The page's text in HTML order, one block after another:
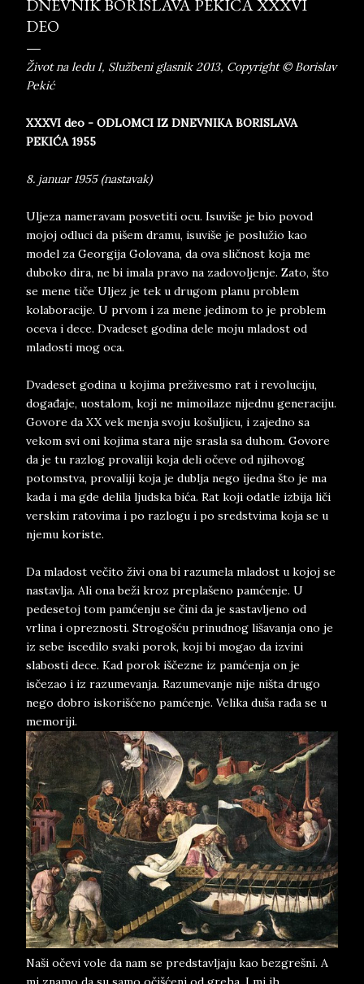
DNEVNIK BORISLAVA PEKIĆA XXXVI
DEO
Život na ledu I, Službeni glasnik 2013, Copyright © Borislav
Pekić
XXXVI deo - ODLOMCI IZ DNEVNIKA BORISLAVA
PEKIĆA 1955
8. januar 1955 (nastavak)
Uljeza nameravam posvetiti ocu. Isuviše je bio povod
mojoj odluci da pišem dramu, isuviše je poslužio kao
model za Georgija Golovana, da ova sličnost koja me
duboko dira, ne bi imala pravo na zadovoljenje. Zato, što
se mene tiče Uljez je tek u drugom planu problem
kolaboracije. U prvom i za mene jedinom to je problem
oceva i dece. Dvadeset godina dele moju mladost od
mladosti mog oca.
Dvadeset godina u kojima preživesmo rat i revoluciju,
događaje, uostalom, koji ne mimoilaze nijednu generaciju.
Govore da XX vek menja svoju košuljicu, i zajedno sa
vekom svi oni kojima stara nije srasla sa duhom. Govore
da je tu razlog provaliji koja deli očeve od njihovog
potomstva, provaliji koja je dublja nego ijedna što je ma
kada i ma gde delila ljudska bića. Rat koji odatle izbija liči
verskim ratovima i po razlogu i po sredstvima koja se u
njemu koriste.
Da mladost večito živi ona bi razumela mladost u kojoj se
nastavlja. Ali ona beži kroz preplašeno pamćenje. U
pedesetoj tom pamćenju se čini da je sastavljeno od
vrlina i opreznosti. Strogošću prinudnog lišavanja ono je
iz sebe iscedilo svaki porok, koji bi mogao da izvini
slabosti dece. Kad porok iščezne iz pamćenja on je
isčezao i iz razumevanja. Razumevanje nije ništa drugo
nego dobro iskorišćeno pamćenje. Velika duša rađa se u
memoriji.
Naši očevi vole da nam se predstavljaju kao bezgrešni. A